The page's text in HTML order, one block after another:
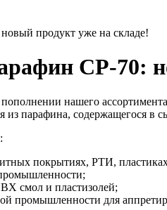
продукт уже на складе!
СР-70:
нашего
парафина, содержащегося в
покрытиях, РТИ,
смол и пластизолей;
промышленности для